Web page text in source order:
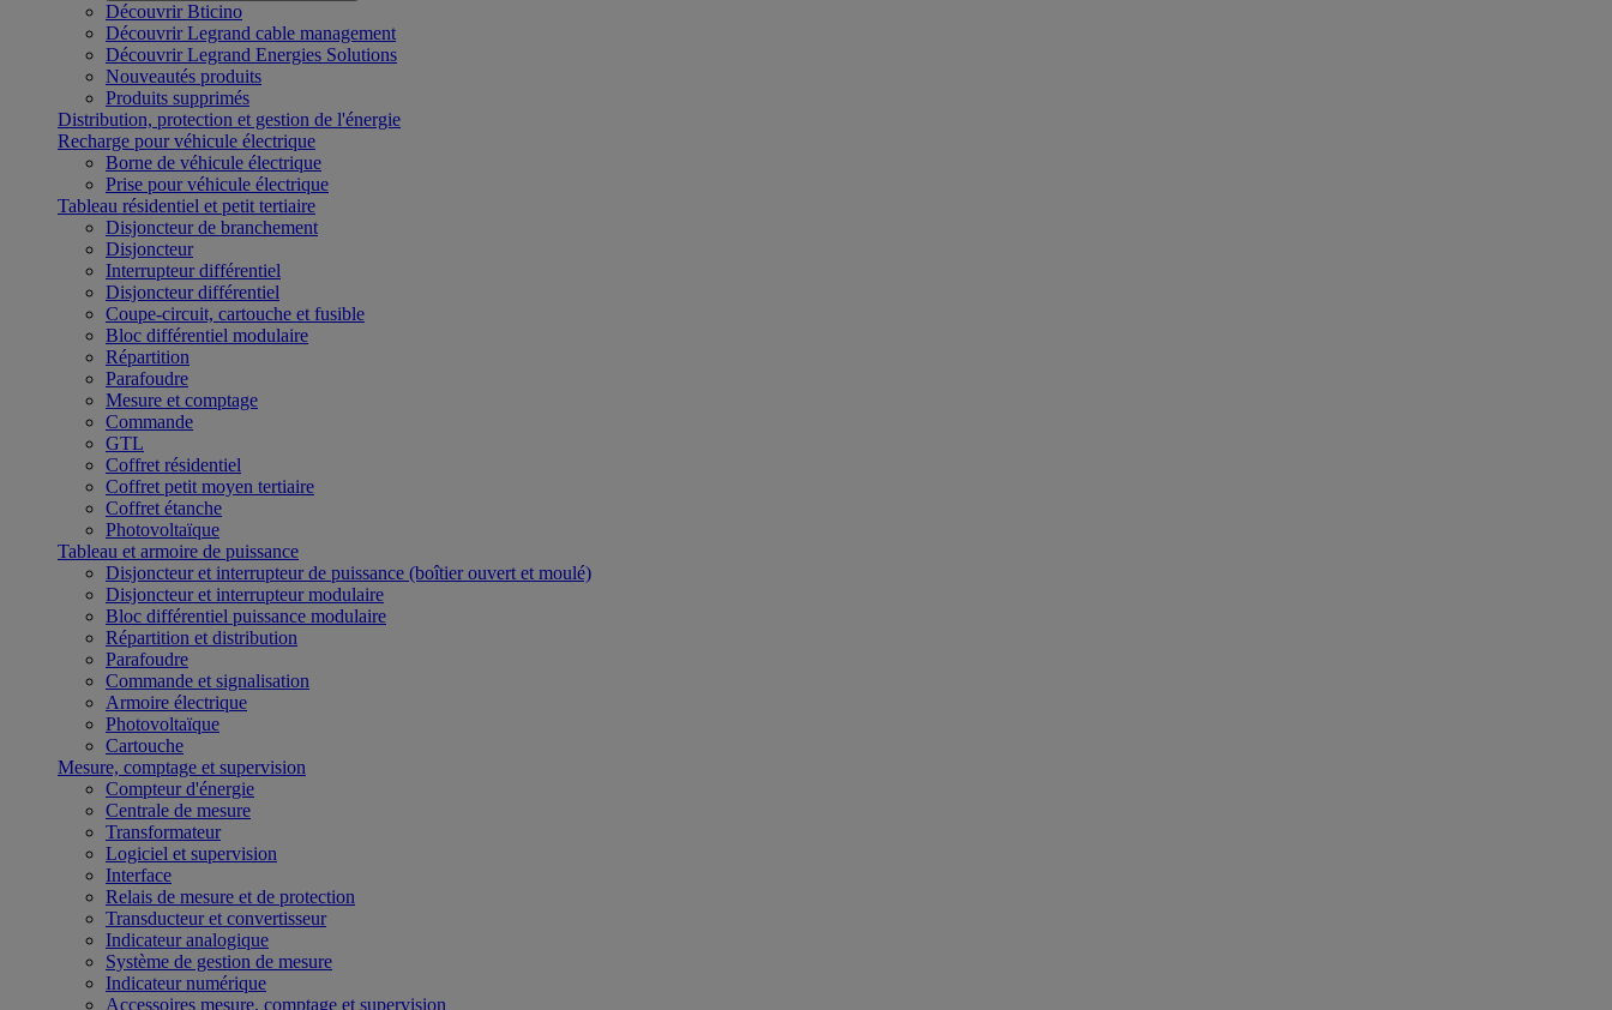
Découvrir Bticino
Découvrir Legrand cable management
Découvrir Legrand Energies Solutions
Nouveautés produits
Produits supprimés
Distribution, protection et gestion de l'énergie
Recharge pour véhicule électrique
Borne de véhicule électrique
Prise pour véhicule électrique
Tableau résidentiel et petit tertiaire
Disjoncteur de branchement
Disjoncteur
Interrupteur différentiel
Disjoncteur différentiel
Coupe-circuit, cartouche et fusible
Bloc différentiel modulaire
Répartition
Parafoudre
Mesure et comptage
Commande
GTL
Coffret résidentiel
Coffret petit moyen tertiaire
Coffret étanche
Photovoltaïque
Tableau et armoire de puissance
Disjoncteur et interrupteur de puissance (boîtier ouvert et moulé)
Disjoncteur et interrupteur modulaire
Bloc différentiel puissance modulaire
Répartition et distribution
Parafoudre
Commande et signalisation
Armoire électrique
Photovoltaïque
Cartouche
Mesure, comptage et supervision
Compteur d'énergie
Centrale de mesure
Transformateur
Logiciel et supervision
Interface
Relais de mesure et de protection
Transducteur et convertisseur
Indicateur analogique
Système de gestion de mesure
Indicateur numérique
Accessoires mesure, comptage et supervision